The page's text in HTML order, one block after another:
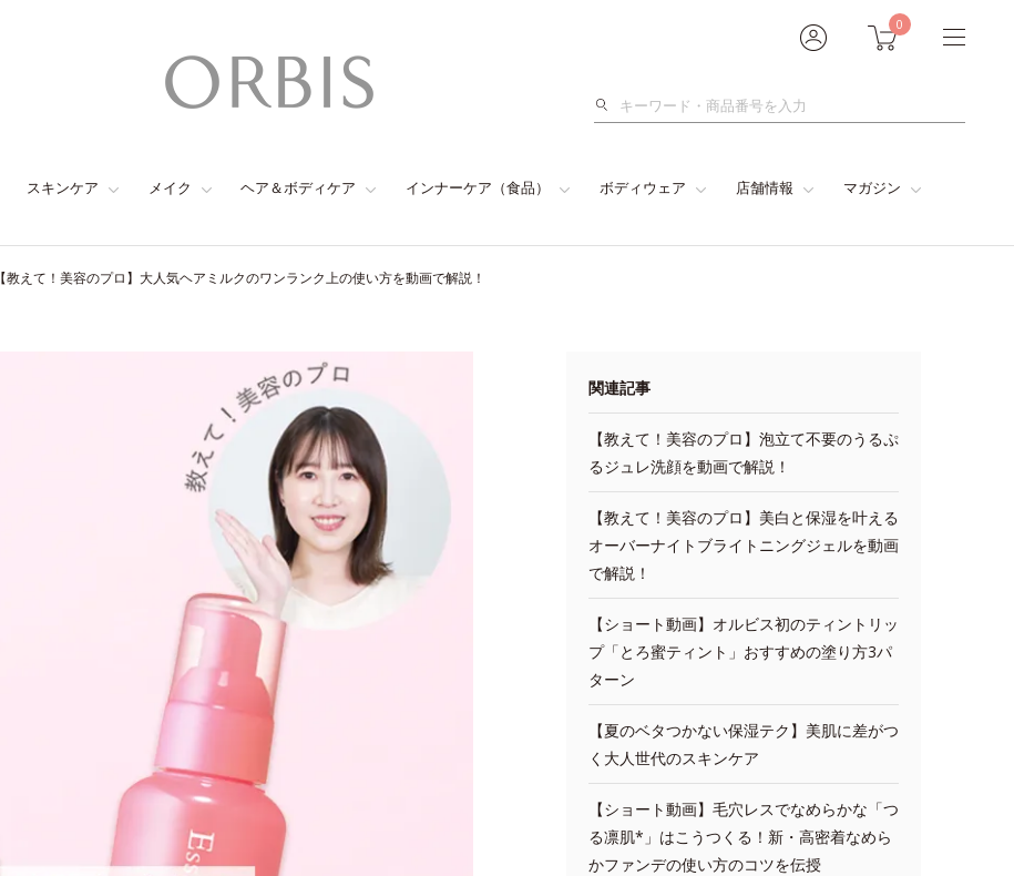
0
検
スキンケア メイク ヘア＆ボディケア インナーケア（食品） ボディウェア 店舗情報 マガジン
【教えて！美容のプロ】大人気ヘアミルクのワンランク上の使い方を動画で解説！
関連記事
【教えて！美容のプロ】泡立て不要のうるぷ
るジュレ洗顔を動画で解説！
【教えて！美容のプロ】美白と保湿を叶える
オーバーナイトブライトニングジェルを動画
で解説！
【ショート動画】オルビス初のティントリッ
プ「とろ蜜ティント」おすすめの塗り方3パ
ターン
【夏のベタつかない保湿テク】美肌に差がつ
く大人世代のスキンケア
【ショート動画】毛穴レスでなめらかな「つ
る凛肌*」はこうつくる！新・高密着なめら
かファンデの使い方のコツを伝授